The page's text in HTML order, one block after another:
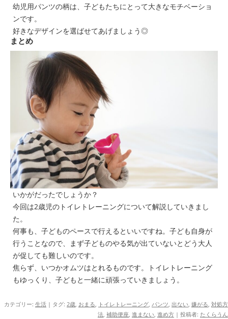
幼児用パンツの柄は、子どもたちにとって大きなモチベーショ
ンです。
好きなデザインを選ばせてあげましょう◎
まとめ
いかがだったでしょうか？
今回は2歳児のトイレトレーニングについて解説していきまし
た。
何事も、子どものペースで行えるといいですね。子ども自身が
行うことなので、まず子どものやる気が出ていないとどう大人
が促しても難しいのです。
焦らず、いつかオムツはとれるものです。トイレトレーニング
もゆっくり、子どもと一緒に頑張っていきましょう。
カテゴリー: 生活 | タグ: 2歳, おまる, トイレトレーニング, パンツ, 出ない, 嫌がる, 対処方
法, 補助便座, 進まない, 進め方 | 投稿者: たくらうん